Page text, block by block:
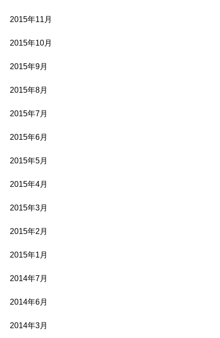
2015年11月
2015年10月
2015年9月
2015年8月
2015年7月
2015年6月
2015年5月
2015年4月
2015年3月
2015年2月
2015年1月
2014年7月
2014年6月
2014年3月